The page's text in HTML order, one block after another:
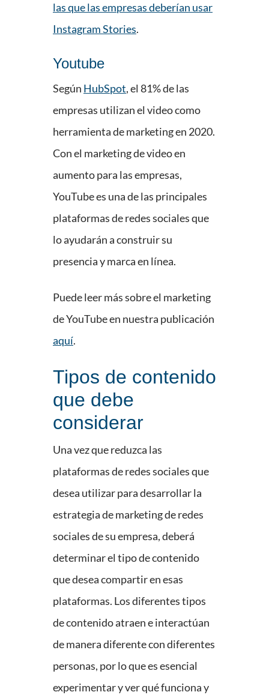
las que las empresas deberían usar
Instagram Stories.
Youtube
Según HubSpot, el 81% de las
empresas utilizan el video como
herramienta de marketing en 2020.
Con el marketing de video en
aumento para las empresas,
YouTube es una de las principales
plataformas de redes sociales que
lo ayudarán a construir su
presencia y marca en línea.
Puede leer más sobre el marketing
de YouTube en nuestra publicación
aquí.
Tipos de contenido
que debe
considerar
Una vez que reduzca las
plataformas de redes sociales que
desea utilizar para desarrollar la
estrategia de marketing de redes
sociales de su empresa, deberá
determinar el tipo de contenido
que desea compartir en esas
plataformas. Los diferentes tipos
de contenido atraen e interactúan
de manera diferente con diferentes
personas, por lo que es esencial
experimentar y ver qué funciona y